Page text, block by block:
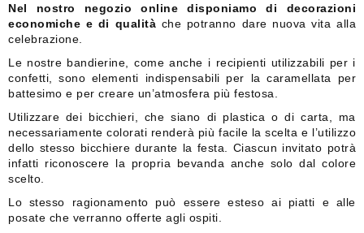
Nel nostro negozio online disponiamo di decorazioni
economiche e di qualità che potranno dare nuova vita alla
celebrazione.
Le nostre bandierine, come anche i recipienti utilizzabili per i
confetti, sono elementi indispensabili per la caramellata per
battesimo e per creare un’atmosfera più festosa.
Utilizzare dei bicchieri, che siano di plastica o di carta, ma
necessariamente colorati renderà più facile la scelta e l’utilizzo
dello stesso bicchiere durante la festa. Ciascun invitato potrà
infatti riconoscere la propria bevanda anche solo dal colore
scelto.
Lo stesso ragionamento può essere esteso ai piatti e alle
posate che verranno offerte agli ospiti.